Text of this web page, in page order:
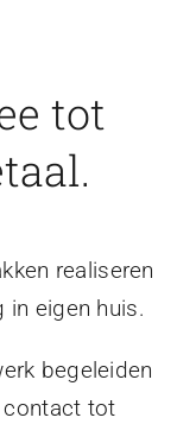
tot
realiseren
in eigen huis.
begeleiden
contact tot